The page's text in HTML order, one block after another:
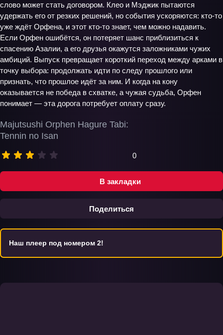
В закладки
Поделиться
Majutsushi Orphen Hagure Tabi:
Tennin no Isan
0
слово может стать договором. Клео и Мэджик пытаются
удержать его от резких решений, но события ускоряются: кто-то
уже ждёт Орфена, и этот кто-то знает, чем можно надавить.
Если Орфен ошибётся, он потеряет шанс приблизиться к
спасению Азалии, а его друзья окажутся заложниками чужих
амбиций. Выпуск превращает короткий переход между арками в
точку выбора: продолжать идти по следу прошлого или
признать, что прошлое идёт за ним. И когда на кону
оказывается не победа в схватке, а чужая судьба, Орфен
понимает — эта дорога потребует оплату сразу.
Наш плеер под номером 2!